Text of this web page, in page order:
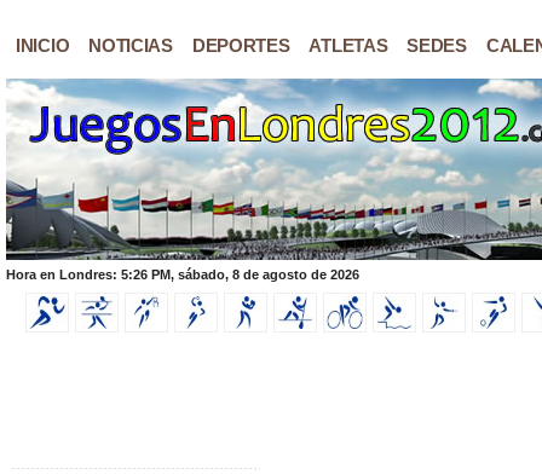
INICIO NOTICIAS DEPORTES ATLETAS SEDES
Hora en Londres: 5:26 PM, sábado, 8 de agosto de 2026